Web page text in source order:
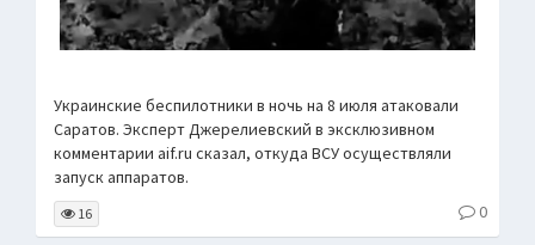
Украинские беспилотники в ночь на 8 июля атаковали
Саратов. Эксперт Джерелиевский в эксклюзивном
комментарии aif.ru сказал, откуда ВСУ осуществляли
запуск аппаратов.
16 0